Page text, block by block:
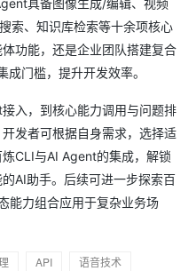
具备图像生成/编辑、视频
索、知识库检索等十余项核心
功能，还是企业团队搭建复合
门槛，提升开发效率。
入，到核心能力调用与问题排
发者可根据自身需求，选择适
CLI与AI Agent的集成，解锁
AI助手。后续可进一步探索百
能力组合应用于复杂业务场
API
语音技术